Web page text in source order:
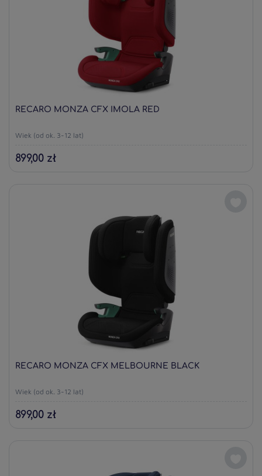
RECARO MONZA CFX IMOLA RED
Wiek (od ok. 3-12 lat)
899,00 zł
RECARO MONZA CFX MELBOURNE BLACK
Wiek (od ok. 3-12 lat)
899,00 zł